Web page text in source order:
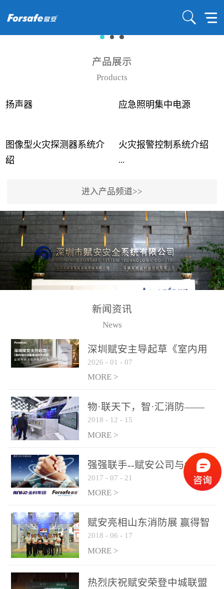
产品展示
Products
扬声器 应急照明集中电源
图像型火灾探测器系统介
绍
...
事故频发，传统的火灾探
测方法已无法满足要求。
尤其是目前众多的大型影
剧院、会议展览中心、体
育馆、大型仓库和隧道空
间等，其建筑结构特殊、
火灾隐患多。一旦发生火
传统的火灾关测器无法被
及时缺发，不能及早发现
和有效扑救火火，这不仅
力和闲难，同时也将造成
巨大的经济损失和社会影
响，基至还会造成人员伤
亡。图像型火灾探测器正
是针对这种高大空间建筑
物的消防设施、设备通过
现场图像的实时获取、预
处理和特征提取分析，实
现火焰的跟踪和识别。能
更早的进行预警，达到早
报早防的效果。 系统构
成示意图： 图像型火灾
和监控端两大部分组成。
火灾报警控制系统介绍
...
用了具有仲裁机制和冗余
校验的总线传输技术、线
路状态检测与保护技术、
后向光电感烟探测技术、
高可靠的系统抗干扰技术
等多项专利技术和专有技
警领域三十多年技术积累
和工程实践的结晶。
进入产品频道>>
新闻资讯
News
深圳赋安主导起草《室内用
光动能电池技术规程》 正式
布局光伏新能源产业
2026 - 01 - 07
MORE >
物·联天下，智·汇消防——
赋安F&S 2018上海消防展圆
满落幕
2018 - 12 - 15
MORE >
强强联手--赋安公司与金科
集团达成战略合作协议
2017 - 07 - 21
MORE >
赋安亮相山东消防展 赢得智
慧消防新荣耀
2018 - 06 - 17
MORE >
热烈庆祝赋安荣登中城联盟